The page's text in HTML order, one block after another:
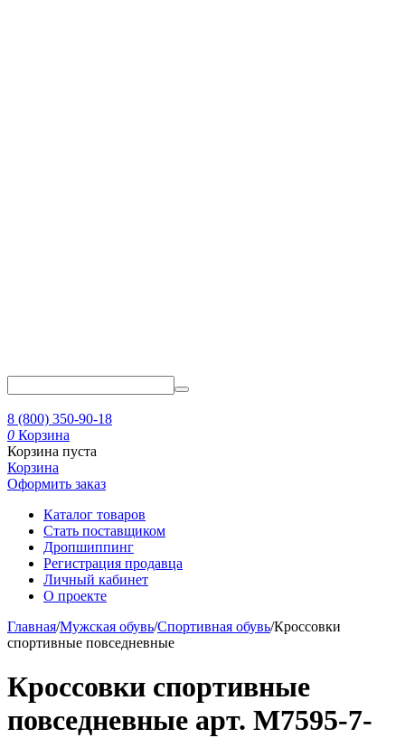
8 (800) 350-90-18
0 Корзина
Корзина пуста
Корзина
Оформить заказ
Каталог товаров
Стать поставщиком
Дропшиппинг
Регистрация продавца
Личный кабинет
О проекте
Главная/Мужская обувь/Спортивная обувь/Кроссовки
спортивные повседневные
Кроссовки спортивные
повседневные арт. M7595-7-